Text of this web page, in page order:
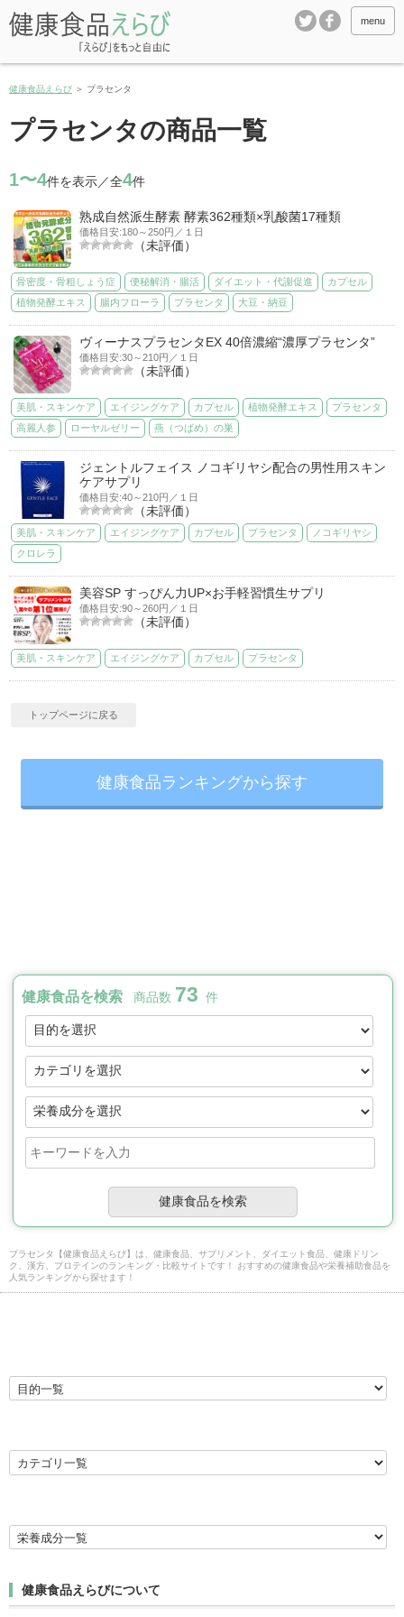
menu
健康食品えらび ＞ プラセンタ
プラセンタの商品一覧
1〜4件を表示／全4件
熟成自然派生酵素 酵素362種類×乳酸菌17種類
価格目安:180～250円／１日
（未評価）
骨密度・骨粗しょう症 便秘解消・腸活 ダイエット・代謝促進
カプセル
植物発酵エキス
腸内フローラ プラセンタ 大豆・納豆
ヴィーナスプラセンタEX 40倍濃縮“濃厚プラセンタ”
価格目安:30～210円／１日
（未評価）
美肌・スキンケア エイジングケア カプセル 植物発酵エキス
プラセンタ
高麗人参
ローヤルゼリー 燕（つばめ）の巣
ジェントルフェイス ノコギリヤシ配合の男性用スキン
ケアサプリ
価格目安:40～210円／１日
（未評価）
美肌・スキンケア エイジングケア カプセル プラセンタ
ノコギリヤシ
クロレラ
美容SP すっぴん力UP×お手軽習慣生サプリ
価格目安:90～260円／１日
（未評価）
美肌・スキンケア エイジングケア カプセル プラセンタ
トップページに戻る
健康食品ランキングから探す
健康食品を検索 商品数 73 件
プラセンタ【健康食品えらび】は、健康食品、サプリメント、ダイエット食品、健康ドリン
ク、漢方、プロテインのランキング・比較サイトです！ おすすめの健康食品や栄養補助食品を
人気ランキングから探せます！
健康食品えらびについて